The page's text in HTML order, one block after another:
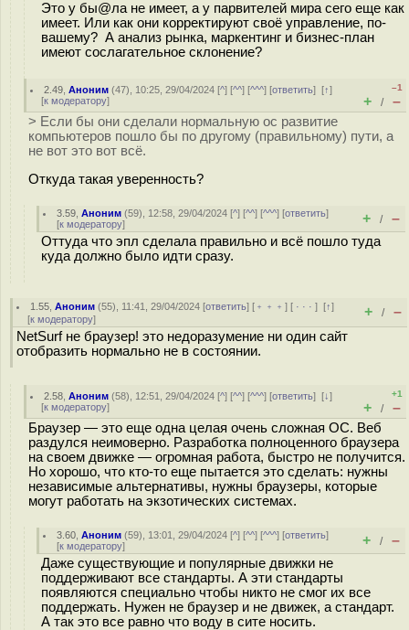
Это у бы@ла не имеет, а у парвителей мира сего еще как
имеет. Или как они корректируют своё управление, по-
вашему? А анализ рынка, маркентинг и бизнес-план
имеют сослагательное склонение?
2.49 ,Аноним (47), 10:25, 29/04/2024 [^] [^^] [^^^] [ответить][↑]
[к модератору]
–1
+ / –
> Если бы они сделали нормальную ос развитие
компьютеров пошло бы по другому (правильному) пути, а
не вот это вот всё.
Откуда такая уверенность?
3.59 ,Аноним (59), 12:58, 29/04/2024 [^] [^^] [^^^] [ответить]
[к модератору] + / –
Оттуда что эпл сделала правильно и всё пошло туда
куда должно было идти сразу.
1.55 ,Аноним (55), 11:41, 29/04/2024 [ответить] [ ﹢﹢﹢] [ · · ·][↑]
[к модератору] + / –
NetSurf не браузер! это недоразумение ни один сайт
отобразить нормально не в состоянии.
2.58 ,Аноним (58), 12:51, 29/04/2024 [^] [^^] [^^^] [ответить][↓]
[к модератору]
+1
+ / –
Браузер — это еще одна целая очень сложная ОС. Веб
раздулся неимоверно. Разработка полноценного браузера
на своем движке — огромная работа, быстро не получится.
Но хорошо, что кто-то еще пытается это сделать: нужны
независимые альтернативы, нужны браузеры, которые
могут работать на экзотических системах.
3.60 ,Аноним (59), 13:01, 29/04/2024 [^] [^^] [^^^] [ответить]
[к модератору] + / –
Даже существующие и популярные движки не
поддерживают все стандарты. А эти стандарты
появляются специально чтобы никто не смог их все
поддержать. Нужен не браузер и не движек, а стандарт.
А так это все равно что воду в сите носить.